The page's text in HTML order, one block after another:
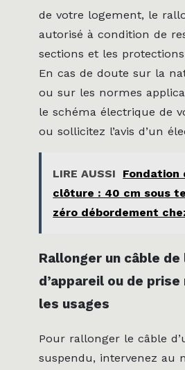
de votre logement, le
autorisé à condition de
sections et les
En cas de doute sur la
ou sur les normes
le schéma électrique de
ou sollicitez l’avis d’un
LIRE AUSSI
Fondation
clôture : 40 cm sous
zéro débordement
Rallonger un câble de
d’appareil ou de
les usages
Pour rallonger le câble
suspendu, intervenez au